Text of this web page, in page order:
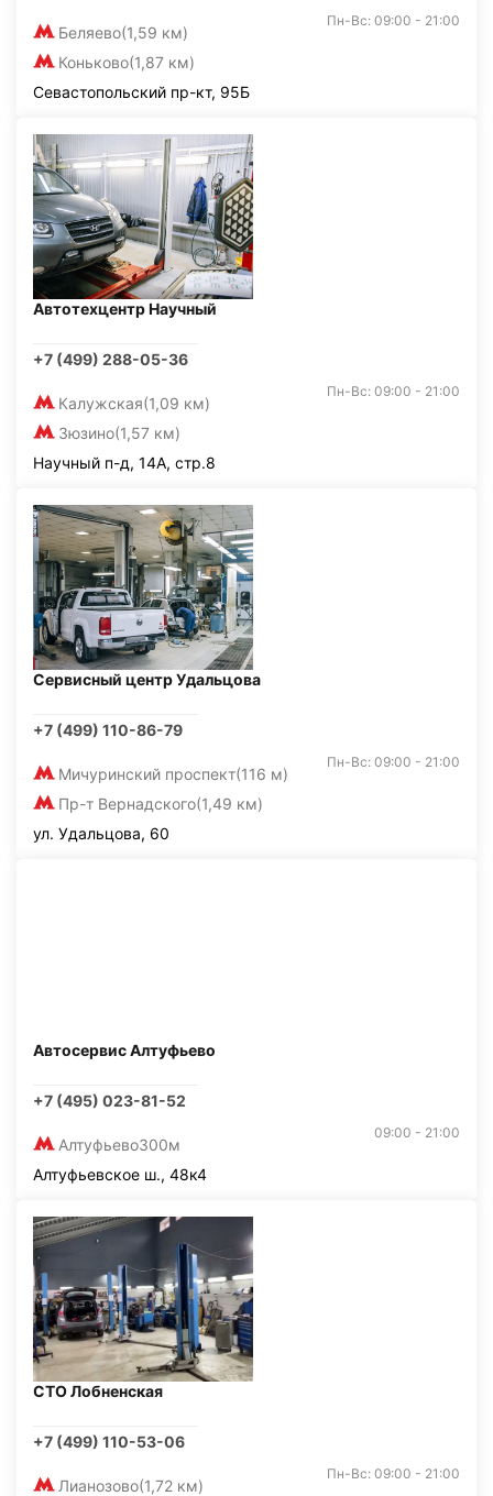
Беляево(1,59 км)
Коньково(1,87 км)
Пн-Вс: 09:00 - 21:00
Севастопольский пр-кт, 95Б
Автотехцентр Научный
+7 (499) 288-05-36
Калужская(1,09 км)
Зюзино(1,57 км)
Пн-Вс: 09:00 - 21:00
Научный п-д, 14А, стр.8
Сервисный центр Удальцова
+7 (499) 110-86-79
Мичуринский проспект(116 м)
Пр-т Вернадского(1,49 км)
Пн-Вс: 09:00 - 21:00
ул. Удальцова, 60
Автосервис Алтуфьево
+7 (495) 023-81-52
Алтуфьево300м
09:00 - 21:00
Алтуфьевское ш., 48к4
СТО Лобненская
+7 (499) 110-53-06
Лианозово(1,72 км)
Пн-Вс: 09:00 - 21:00